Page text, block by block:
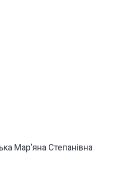
Марʼяна Степанівна